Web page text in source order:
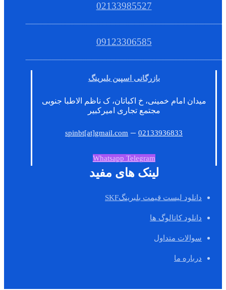
02133985527
09123306585
بازرگانی اسپین بلبرینگ
میدان امام خمینی، خ اکباتان، ک ناظم الاطبا جنوبی
مجتمع تجاری امیرکبیر
spinbt[at]gmail.com –02133936833
Whatsapp Telegram
لینک های مفید
دانلود لیست قیمت بلبرینگSKF
دانلود کاتالوگ ها
سوالات متداول
درباره ما